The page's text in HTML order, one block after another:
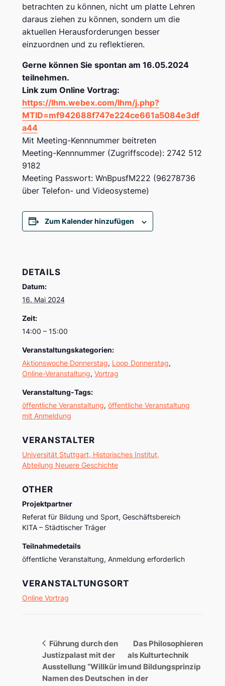
betrachten zu können, nicht um platte Lehren
daraus ziehen zu können, sondern um die
aktuellen Herausforderungen besser
einzuordnen und zu reflektieren.
Gerne können Sie spontan am 16.05.2024
teilnehmen.
Link zum Online Vortrag:
https://lhm.webex.com/lhm/j.php?
MTID=mf942688f747e224ce661a5084e3df
a44
Mit Meeting-Kennnummer beitreten
Meeting-Kennnummer (Zugriffscode): 2742 512
9182
Meeting Passwort: WnBpusfM222 (96278736
über Telefon- und Videosysteme)
Zum Kalender hinzufügen
DETAILS
Datum:
16. Mai 2024
Zeit:
14:00 – 15:00
Veranstaltungskategorien:
Aktionswoche Donnerstag, Loop Donnerstag,
Online-Veranstaltung, Vortrag
Veranstaltung-Tags:
öffentliche Veranstaltung, öffentliche Veranstaltung
mit Anmeldung
VERANSTALTUNGSORT
Online Vortrag
VERANSTALTER
Universität Stuttgart, Historisches Institut,
Abteilung Neuere Geschichte
OTHER
Projektpartner
Referat für Bildung und Sport, Geschäftsbereich
KITA – Städtischer Träger
Teilnahmedetails
öffentliche Veranstaltung, Anmeldung erforderlich
Führung durch den
Justizpalast mit der
Ausstellung “Willkür im
Namen des Deutschen
Das Philosophieren
als Kulturtechnik
und Bildungsprinzip
in der